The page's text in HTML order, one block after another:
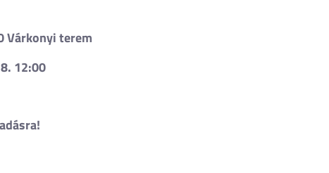
Várkonyi terem
12:00